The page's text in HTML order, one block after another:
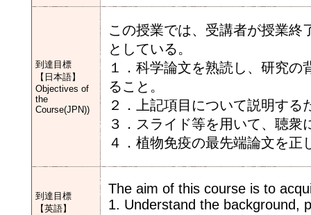
到達目標
【日本語】
Objectives of
the
Course(JPN))
この授業では、受講者が授業終
としている。
１．科学論文を熟読し、研究
ること。
２．上記項目について説明す
３．スライド等を用いて、聴
４．植物免疫の最先端論文を
到達目標
【英語】
The aim of this course is to
1. Understand the background,